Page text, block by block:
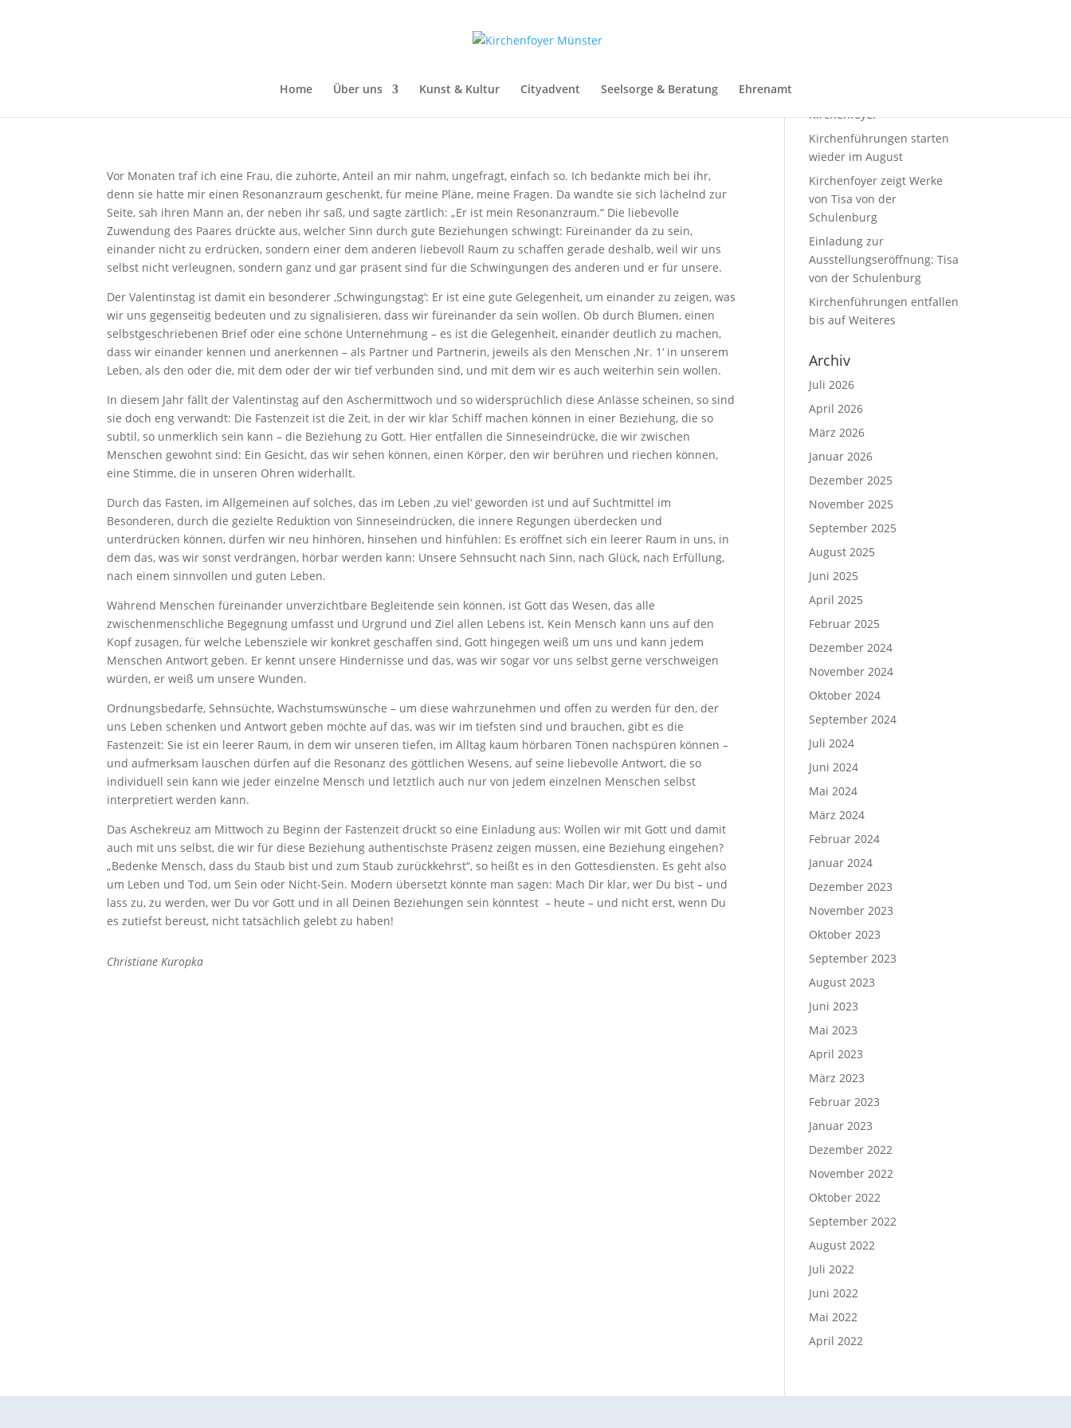
Home Über uns Kunst & Kultur Cityadvent Seelsorge & Beratung Ehrenamt
Wort zum Februar: Gott und Du im Resonanzraum
Vor Monaten traf ich eine Frau, die zuhörte, Anteil an mir nahm, ungefragt, einfach so. Ich bedankte mich bei ihr,
denn sie hatte mir einen Resonanzraum geschenkt, für meine Pläne, meine Fragen. Da wandte sie sich lächelnd zur
Seite, sah ihren Mann an, der neben ihr saß, und sagte zärtlich: „Er ist mein Resonanzraum.“ Die liebevolle
Zuwendung des Paares drückte aus, welcher Sinn durch gute Beziehungen schwingt: Füreinander da zu sein,
einander nicht zu erdrücken, sondern einer dem anderen liebevoll Raum zu schaffen gerade deshalb, weil wir uns
selbst nicht verleugnen, sondern ganz und gar präsent sind für die Schwingungen des anderen und er für unsere.
Der Valentinstag ist damit ein besonderer ,Schwingungstag‘: Er ist eine gute Gelegenheit, um einander zu zeigen, was
wir uns gegenseitig bedeuten und zu signalisieren, dass wir füreinander da sein wollen. Ob durch Blumen, einen
selbstgeschriebenen Brief oder eine schöne Unternehmung – es ist die Gelegenheit, einander deutlich zu machen,
dass wir einander kennen und anerkennen – als Partner und Partnerin, jeweils als den Menschen ,Nr. 1‘ in unserem
Leben, als den oder die, mit dem oder der wir tief verbunden sind, und mit dem wir es auch weiterhin sein wollen.
In diesem Jahr fällt der Valentinstag auf den Aschermittwoch und so widersprüchlich diese Anlässe scheinen, so sind
sie doch eng verwandt: Die Fastenzeit ist die Zeit, in der wir klar Schiff machen können in einer Beziehung, die so
subtil, so unmerklich sein kann – die Beziehung zu Gott. Hier entfallen die Sinneseindrücke, die wir zwischen
Menschen gewohnt sind: Ein Gesicht, das wir sehen können, einen Körper, den wir berühren und riechen können,
eine Stimme, die in unseren Ohren widerhallt.
Durch das Fasten, im Allgemeinen auf solches, das im Leben ,zu viel‘ geworden ist und auf Suchtmittel im
Besonderen, durch die gezielte Reduktion von Sinneseindrücken, die innere Regungen überdecken und
unterdrücken können, dürfen wir neu hinhören, hinsehen und hinfühlen: Es eröffnet sich ein leerer Raum in uns, in
dem das, was wir sonst verdrängen, hörbar werden kann: Unsere Sehnsucht nach Sinn, nach Glück, nach Erfüllung,
nach einem sinnvollen und guten Leben.
Während Menschen füreinander unverzichtbare Begleitende sein können, ist Gott das Wesen, das alle
zwischenmenschliche Begegnung umfasst und Urgrund und Ziel allen Lebens ist. Kein Mensch kann uns auf den
Kopf zusagen, für welche Lebensziele wir konkret geschaffen sind, Gott hingegen weiß um uns und kann jedem
Menschen Antwort geben. Er kennt unsere Hindernisse und das, was wir sogar vor uns selbst gerne verschweigen
würden, er weiß um unsere Wunden.
Ordnungsbedarfe, Sehnsüchte, Wachstumswünsche – um diese wahrzunehmen und offen zu werden für den, der
uns Leben schenken und Antwort geben möchte auf das, was wir im tiefsten sind und brauchen, gibt es die
Fastenzeit: Sie ist ein leerer Raum, in dem wir unseren tiefen, im Alltag kaum hörbaren Tönen nachspüren können –
und aufmerksam lauschen dürfen auf die Resonanz des göttlichen Wesens, auf seine liebevolle Antwort, die so
individuell sein kann wie jeder einzelne Mensch und letztlich auch nur von jedem einzelnen Menschen selbst
interpretiert werden kann.
Das Aschekreuz am Mittwoch zu Beginn der Fastenzeit drückt so eine Einladung aus: Wollen wir mit Gott und damit
auch mit uns selbst, die wir für diese Beziehung authentischste Präsenz zeigen müssen, eine Beziehung eingehen?
„Bedenke Mensch, dass du Staub bist und zum Staub zurückkehrst“, so heißt es in den Gottesdiensten. Es geht also
um Leben und Tod, um Sein oder Nicht-Sein. Modern übersetzt könnte man sagen: Mach Dir klar, wer Du bist – und
lass zu, zu werden, wer Du vor Gott und in all Deinen Beziehungen sein könntest – heute – und nicht erst, wenn Du
es zutiefst bereust, nicht tatsächlich gelebt zu haben!
Christiane Kuropka
Kirchenfoyer
Kirchenführungen starten
wieder im August
Kirchenfoyer zeigt Werke
von Tisa von der
Schulenburg
Einladung zur
Ausstellungseröffnung: Tisa
von der Schulenburg
Kirchenführungen entfallen
bis auf Weiteres
Archiv
Juli 2026
April 2026
März 2026
Januar 2026
Dezember 2025
November 2025
September 2025
August 2025
Juni 2025
April 2025
Februar 2025
Dezember 2024
November 2024
Oktober 2024
September 2024
Juli 2024
Juni 2024
Mai 2024
März 2024
Februar 2024
Januar 2024
Dezember 2023
November 2023
Oktober 2023
September 2023
August 2023
Juni 2023
Mai 2023
April 2023
März 2023
Februar 2023
Januar 2023
Dezember 2022
November 2022
Oktober 2022
September 2022
August 2022
Juli 2022
Juni 2022
Mai 2022
April 2022